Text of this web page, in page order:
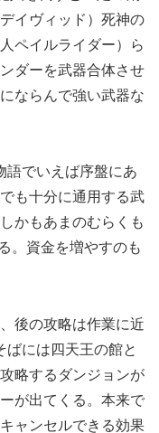
イヴィッド）死神の
ペイルライダー）ら
ダーを武器合体させ
ならんで強い武器な
語でいえば序盤にあ
も十分に通用する武
かもあまのむらくも
。資金を増やすのも
後の攻略は作業に近
ばには四天王の館と
略するダンジョンが
が出てくる。本来で
ャンセルできる効果